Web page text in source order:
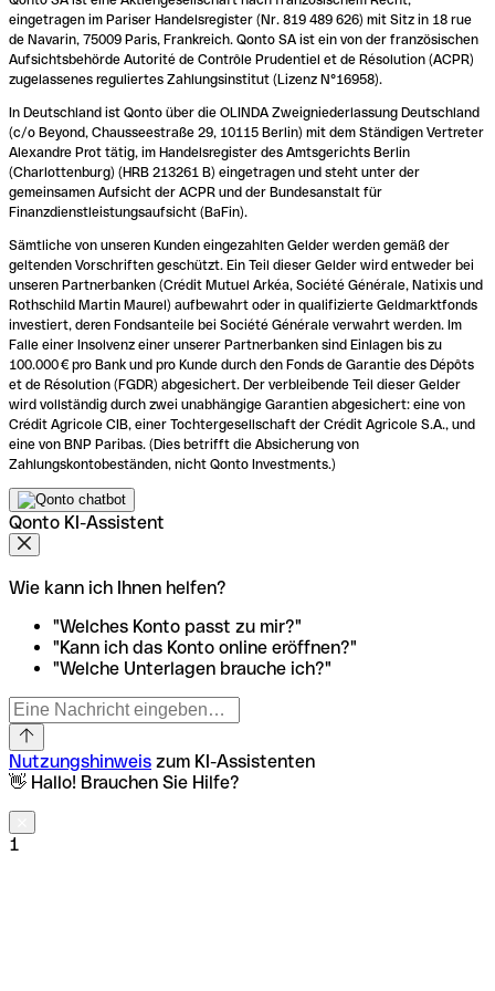
eingetragen im Pariser Handelsregister (Nr. 819 489 626) mit Sitz in 18 rue
de Navarin, 75009 Paris, Frankreich. Qonto SA ist ein von der französischen
Aufsichtsbehörde Autorité de Contrôle Prudentiel et de Résolution (ACPR)
zugelassenes reguliertes Zahlungsinstitut (Lizenz N°16958).
In Deutschland ist Qonto über die OLINDA Zweigniederlassung Deutschland
(c/o Beyond, Chausseestraße 29, 10115 Berlin) mit dem Ständigen Vertreter
Alexandre Prot tätig, im Handelsregister des Amtsgerichts Berlin
(Charlottenburg) (HRB 213261 B) eingetragen und steht unter der
gemeinsamen Aufsicht der ACPR und der Bundesanstalt für
Finanzdienstleistungsaufsicht (BaFin).
Sämtliche von unseren Kunden eingezahlten Gelder werden gemäß der
geltenden Vorschriften geschützt. Ein Teil dieser Gelder wird entweder bei
unseren Partnerbanken (Crédit Mutuel Arkéa, Société Générale, Natixis und
Rothschild Martin Maurel) aufbewahrt oder in qualifizierte Geldmarktfonds
investiert, deren Fondsanteile bei Société Générale verwahrt werden. Im
Falle einer Insolvenz einer unserer Partnerbanken sind Einlagen bis zu
100.000 € pro Bank und pro Kunde durch den Fonds de Garantie des Dépôts
et de Résolution (FGDR) abgesichert. Der verbleibende Teil dieser Gelder
wird vollständig durch zwei unabhängige Garantien abgesichert: eine von
Crédit Agricole CIB, einer Tochtergesellschaft der Crédit Agricole S.A., und
eine von BNP Paribas. (Dies betrifft die Absicherung von
Zahlungskontobeständen, nicht Qonto Investments.)
Qonto KI-Assistent
Wie kann ich Ihnen helfen?
"Welches Konto passt zu mir?"
"Kann ich das Konto online eröffnen?"
"Welche Unterlagen brauche ich?"
Nutzungshinweis zum KI-Assistenten
👋 Hallo! Brauchen Sie Hilfe?
1